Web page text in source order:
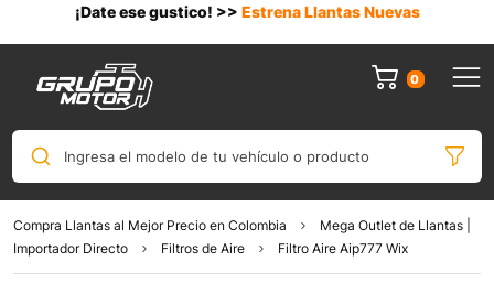
¡Date ese gustico! >> Estrena Llantas Nuevas
0
Ingresa el modelo de tu vehículo o producto
Compra Llantas al Mejor Precio en Colombia
Mega Outlet de Llantas |
Importador Directo
Filtros de Aire Filtro Aire Aip777 Wix